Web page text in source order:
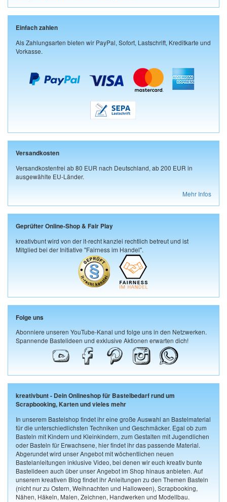
Einfach zahlen
Als Zahlungsarten bieten wir PayPal, Sofort, Lastschrift, Kreditkarte und
Vorkasse.
Versandkosten
Versandkostenfrei ab 80 EUR nach Deutschland, ab 200 EUR in
ausgewählte EU-Länder.
Mehr Infos
Geprüfter Online-Shop & Fair Play
kreativbunt wird von der it-recht kanzlei rechtlich betreut und ist
Mitglied bei der Initiative "Fairness im Handel".
Folge uns
Abonniere unseren YouTube-Kanal und folge uns in den Netzwerken.
Spannende Bastelideen und exklusive Aktionen erwarten dich!
kreativbunt - Dein Onlineshop für Bastelbedarf rund um
Scrapbooking, Karten und vieles mehr
In unserem Bastelshop findet ihr eine große Auswahl an Bastelmaterial
für die unterschiedlichsten Techniken und Geschmäcker. Egal ob zum
Basteln mit Kindern und Kleinkindern, zum Gestalten mit Jugendlichen
oder Basteln für Erwachsene, hier findet ihr das passende Material.
Abgerundet wird unser Angebot mit wöchentlichen neuen
Bastelanleitungen inklusive Video, bei denen wir euch kreativ bunte
Bastelideen auch über unser Angebot im Shop hinaus anbieten. Auf
unserem kreativen Blog findet ihr Anleitungen zu den Themen Basteln
(nicht nur zu Ostern, Weihnachten und Halloween), Scrapbooking,
Nähen, Häkeln, Malen, Zeichnen, Handwerken und Modellbau.